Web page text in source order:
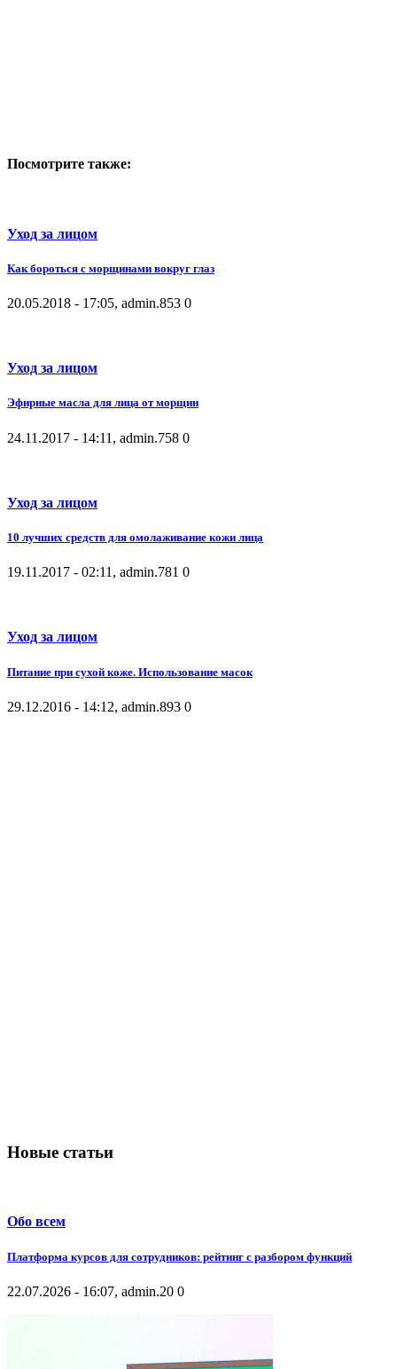
Посмотрите также:
Уход за лицом
Как бороться с морщинами вокруг глаз
20.05.2018 - 17:05, admin.853 0
Уход за лицом
Эфирные масла для лица от морщин
24.11.2017 - 14:11, admin.758 0
Уход за лицом
10 лучших средств для омолаживание кожи лица
19.11.2017 - 02:11, admin.781 0
Уход за лицом
Питание при сухой коже. Использование масок
29.12.2016 - 14:12, admin.893 0
Новые статьи
Обо всем
Платформа курсов для сотрудников: рейтинг с разбором функций
22.07.2026 - 16:07, admin.20 0